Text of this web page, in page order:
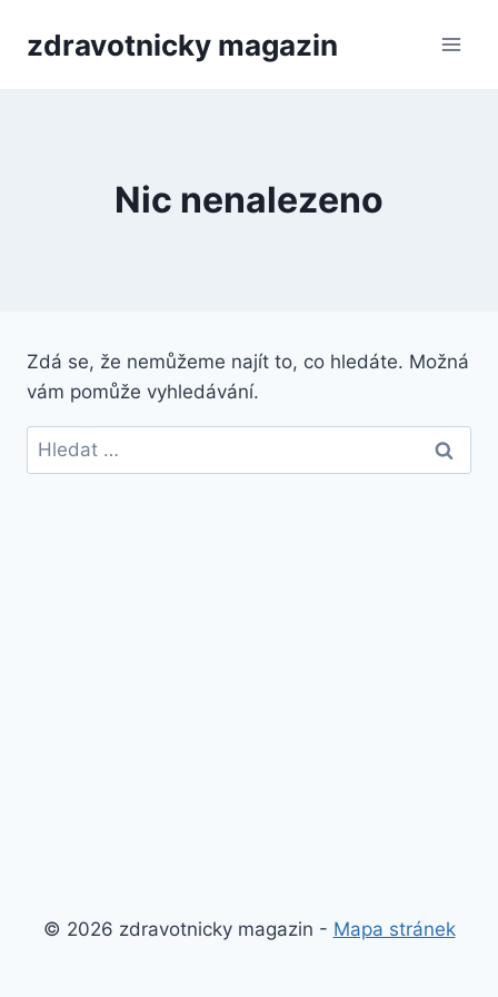
zdravotnicky magazin
Nic nenalezeno
Zdá se, že nemůžeme najít to, co hledáte. Možná
vám pomůže vyhledávání.
Vyhledávání
© 2026 zdravotnicky magazin - Mapa stránek